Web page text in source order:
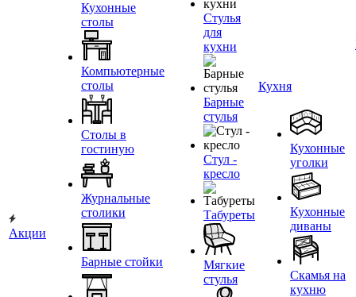
Акции
Кухонные
столы
Компьютерные
столы
Столы в
гостиную
Журнальные
столики
Барные стойки
Стулья
для
кухни
Барные
стулья
Стул -
кресло
Табуреты
Мягкие
стулья
Кухня
Кухонные
уголки
Кухонные
диваны
Скамья на
кухню